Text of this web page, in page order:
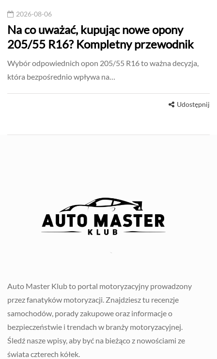
2026-08-06
Na co uważać, kupując nowe opony
205/55 R16? Kompletny przewodnik
Wybór odpowiednich opon 205/55 R16 to ważna decyzja,
która bezpośrednio wpływa na…
Udostępnij
Auto Master Klub to portal motoryzacyjny prowadzony
przez fanatyków motoryzacji. Znajdziesz tu recenzje
samochodów, porady zakupowe oraz informacje o
bezpieczeństwie i trendach w branży motoryzacyjnej.
Śledź nasze wpisy, aby być na bieżąco z nowościami ze
świata czterech kółek.